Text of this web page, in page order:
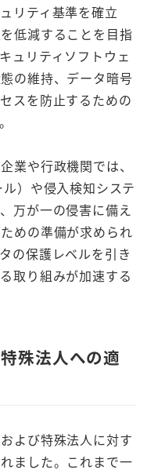
リティ基準を確立
低減することを目指
ュリティソフトウェ
の維持、データ暗号
スを防止するための
業や行政機関では、
）や侵入検知システ
万が一の侵害に備え
めの準備が求められ
の保護レベルを引き
取り組みが加速する
殊法人への適
よび特殊法人に対す
ました。これまで一